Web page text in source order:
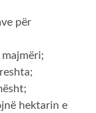
për
hektarin e